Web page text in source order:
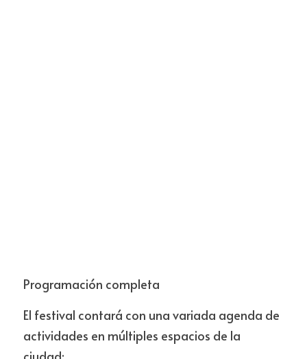
Programación completa
El festival contará con una variada agenda de
actividades en múltiples espacios de la